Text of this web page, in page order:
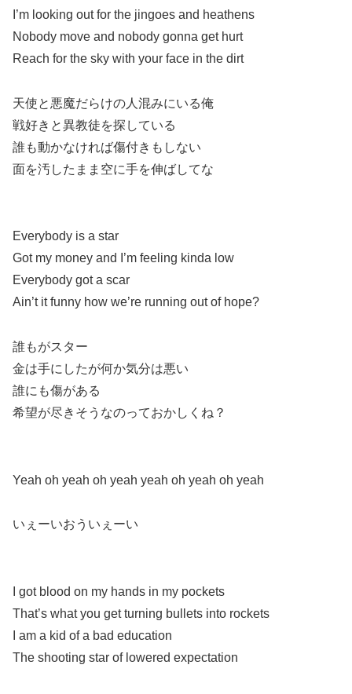
I’m looking out for the jingoes and heathens
Nobody move and nobody gonna get hurt
Reach for the sky with your face in the dirt
天使と悪魔だらけの人混みにいる俺
戦好きと異教徒を探している
誰も動かなければ傷付きもしない
面を汚したまま空に手を伸ばしてな
Everybody is a star
Got my money and I’m feeling kinda low
Everybody got a scar
Ain’t it funny how we’re running out of hope?
誰もがスター
金は手にしたが何か気分は悪い
誰にも傷がある
希望が尽きそうなのっておかしくね？
Yeah oh yeah oh yeah yeah oh yeah oh yeah
いぇーいおういぇーい
I got blood on my hands in my pockets
That’s what you get turning bullets into rockets
I am a kid of a bad education
The shooting star of lowered expectation